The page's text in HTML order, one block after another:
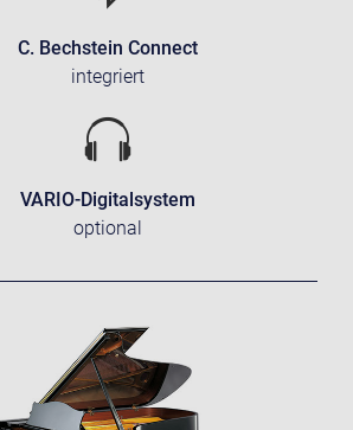
C. Bechstein Connect
integriert
VARIO-Digitalsystem
optional